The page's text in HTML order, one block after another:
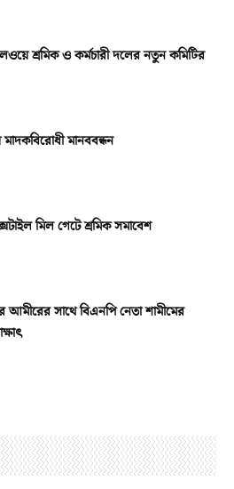
শ্রমিক ও কর্মচারী দলের নতুন কমিটির
মাদকবিরোধী মানববন্ধন
মিল গেটে শ্রমিক সমাবেশ
আমীরের সাথে বিএনপি নেতা শামীমের